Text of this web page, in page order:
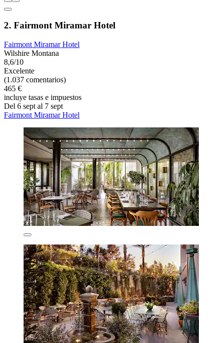
2. Fairmont Miramar Hotel
Fairmont Miramar Hotel
Wilshire Montana
8,6/10
Excelente
(1.037 comentarios)
465 €
incluye tasas e impuestos
Del 6 sept al 7 sept
Fairmont Miramar Hotel